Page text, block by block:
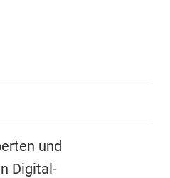
und
Digital-